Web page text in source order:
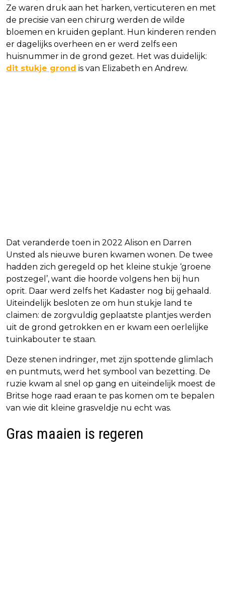
Ze waren druk aan het harken, verticuteren en met
de precisie van een chirurg werden de wilde
bloemen en kruiden geplant. Hun kinderen renden
er dagelijks overheen en er werd zelfs een
huisnummer in de grond gezet. Het was duidelijk:
dit stukje grond is van Elizabeth en Andrew.
Dat veranderde toen in 2022 Alison en Darren
Unsted als nieuwe buren kwamen wonen. De twee
hadden zich geregeld op het kleine stukje ‘groene
postzegel’, want die hoorde volgens hen bij hun
oprit. Daar werd zelfs het Kadaster nog bij gehaald.
Uiteindelijk besloten ze om hun stukje land te
claimen: de zorgvuldig geplaatste plantjes werden
uit de grond getrokken en er kwam een oerlelijke
tuinkabouter te staan.
Deze stenen indringer, met zijn spottende glimlach
en puntmuts, werd het symbool van bezetting. De
ruzie kwam al snel op gang en uiteindelijk moest de
Britse hoge raad eraan te pas komen om te bepalen
van wie dit kleine grasveldje nu echt was.
Gras maaien is regeren